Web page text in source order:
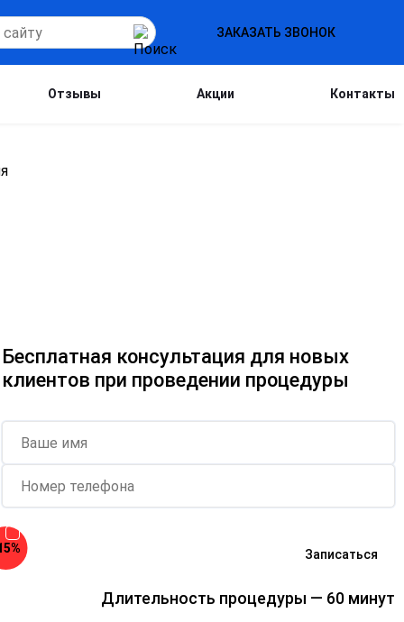
ЗАКАЗАТЬ ЗВОНОК
Отзывы Акции Контакты
Бесплатная консультация для новых
клиентов при проведении процедуры
Записаться
Длительность процедуры — 60 минут